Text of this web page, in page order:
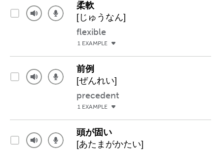
柔軟
[じゅうなん]
flexible
1 EXAMPLE
前例
[ぜんれい]
precedent
1 EXAMPLE
頭が固い
[あたまがかたい]